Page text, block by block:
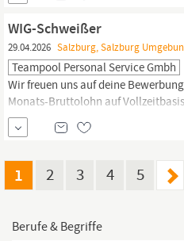
kommissionieren die Ware mittels...
WIG-Schweißer
29.04.2026 Salzburg, Salzburg
Teampool Personal Service Gmbh
Wir freuen uns auf deine
Monats-Bruttolohn auf
nach Ausbildung und Erfahrung
Kontakt teampool personal service
5300job.eugendorf@teampool.com
1 2 3 4 5
Berufe & Begriffe